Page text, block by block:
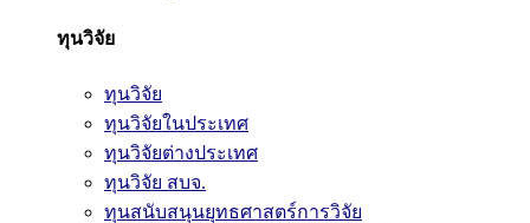
ทุนวิจัย
ทุนวิจัย
ทุนวิจัยในประเทศ
ทุนวิจัยต่างประเทศ
ทุนวิจัย สบจ.
ทุนสนับสนุนยุทธศาสตร์การวิจัย